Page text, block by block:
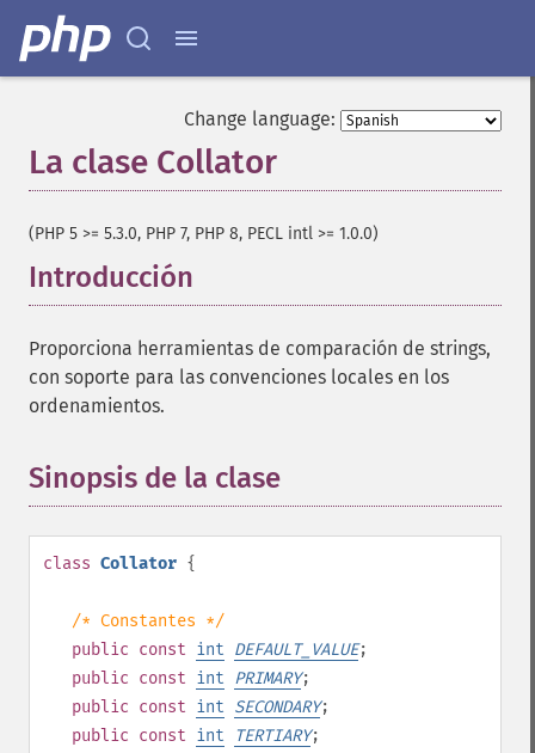
Change language:
La clase Collator
(PHP 5 >= 5.3.0, PHP 7, PHP 8, PECL intl >= 1.0.0)
Introducción
Proporciona herramientas de comparación de strings,
con soporte para las convenciones locales en los
ordenamientos.
Sinopsis de la clase
class Collator {
/* Constantes */
public const int DEFAULT_VALUE;
public const int PRIMARY;
public const int SECONDARY;
public const int TERTIARY;